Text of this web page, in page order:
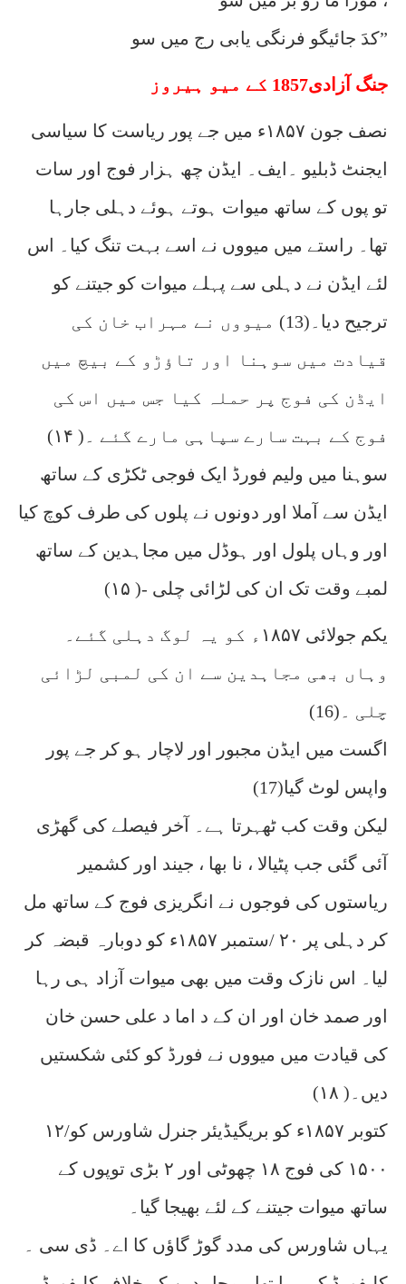
کدَ جائیگو فرنگی یابی رج میں سو”
جنگ آزادی1857 کے میو ہیروز
نصف جون ۱۸۵۷ء میں جے پور ریاست کا سیاسی
ایجنٹ ڈبلیو ۔ایف۔ ایڈن چھ ہزار فوج اور سات
تو پوں کے ساتھ میوات ہوتے ہوئے دہلی جارہا
تھا۔ راستے میں میووں نے اسے بہت تنگ کیا۔ اس
لئے ایڈن نے دہلی سے پہلے میوات کو جیتنے کو
ترجیح دیا۔(13) میووں نے مہراب خان کی
قیادت میں سوہنا اور تاؤڑو کے بیچ میں
ایڈن کی فوج پر حملہ کیا جس میں اس کی
فوج کے بہت سارے سپاہی مارے گئے ۔( ۱۴)
سوہنا میں ولیم فورڈ ایک فوجی ٹکڑی کے ساتھ
ایڈن سے آملا اور دونوں نے پلوں کی طرف کوچ کیا
اور وہاں پلول اور ہوڈل میں مجاہدین کے ساتھ
لمبے وقت تک ان کی لڑائی چلی -( ۱۵)
یکم جولائی ۱۸۵۷ء کو یہ لوگ دہلی گئے۔
وہاں بھی مجاہدین سے ان کی لمبی لڑائی
چلی ۔(16)
اگست میں ایڈن مجبور اور لاچار ہو کر جے پور
واپس لوٹ گیا(17)
لیکن وقت کب ٹھہرتا ہے۔ آخر فیصلے کی گھڑی
آئی گئی جب پٹیالا ، نا بھا ، جیند اور کشمیر
ریاستوں کی فوجوں نے انگریزی فوج کے ساتھ مل
کر دہلی پر ۲۰ /ستمبر ۱۸۵۷ء کو دوبارہ قبضہ کر
لیا۔ اس نازک وقت میں بھی میوات آزاد ہی رہا
اور صمد خان اور ان کے د اما د علی حسن خان
کی قیادت میں میووں نے فورڈ کو کئی شکستیں
دیں۔( ۱۸)
۱۲/کتوبر ۱۸۵۷ء کو بریگیڈیئر جنرل شاورس کو
۱۵۰۰ کی فوج ۱۸ چھوٹی اور ۲ بڑی توپوں کے
ساتھ میوات جیتنے کے لئے بھیجا گیا۔
یہاں شاورس کی مدد گوڑ گاؤں کا اے۔ ڈی سی ۔